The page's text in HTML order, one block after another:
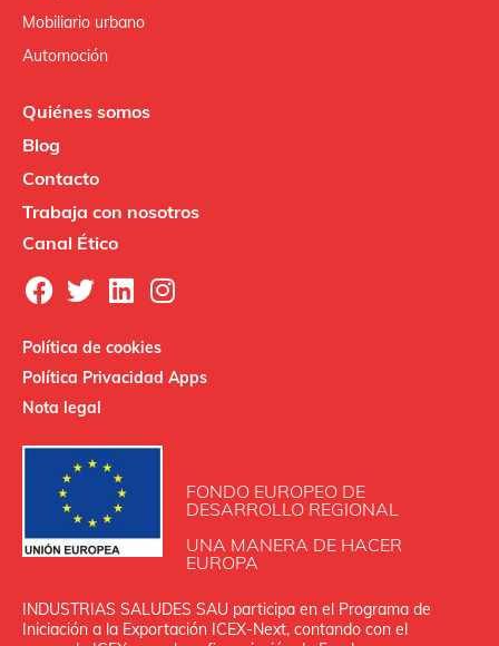
Mobiliario urbano
Automoción
Quiénes somos
Blog
Contacto
Trabaja con nosotros
Canal Ético
Política de cookies
Política Privacidad Apps
Nota legal
FONDO EUROPEO DE
DESARROLLO REGIONAL
UNA MANERA DE HACER
EUROPA
INDUSTRIAS SALUDES SAU participa en el Programa de
Iniciación a la Exportación ICEX‐Next, contando con el